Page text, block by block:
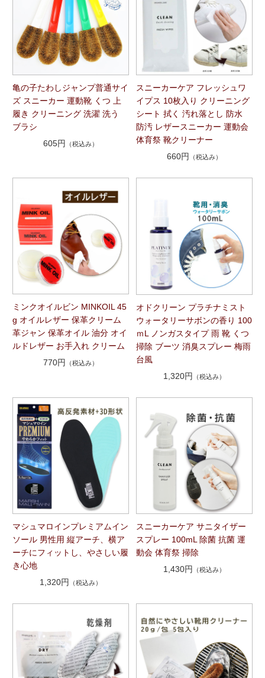
亀の子たわしジャンプ普通サイ
ズ スニーカー 運動靴 くつ 上
履き クリーニング 洗濯 洗う
ブラシ
605円
（税込み）
スニーカーケア フレッシュワ
イプス 10枚入り クリーニング
シート 拭く 汚れ落とし 防水
防汚 レザースニーカー 運動会
体育祭 靴クリーナー
660円
（税込み）
ミンクオイルビン MINKOIL 45
g オイルレザー 保革クリーム
革ジャン 保革オイル 油分 オイ
ルドレザー お手入れ クリーム
770円
（税込み）
オドクリーン プラチナミスト
ウォータリーサボンの香り 100
ｍL ノンガスタイプ 雨 靴 くつ
掃除 ブーツ 消臭スプレー 梅雨
台風
1,320円
（税込み）
マシュマロインプレミアムイン
ソール 男性用 縦アーチ、横ア
ーチにフィットし、やさしい履
き心地
1,320円
（税込み）
スニーカーケア サニタイザー
スプレー 100mL 除菌 抗菌 運
動会 体育祭 掃除
1,430円
（税込み）